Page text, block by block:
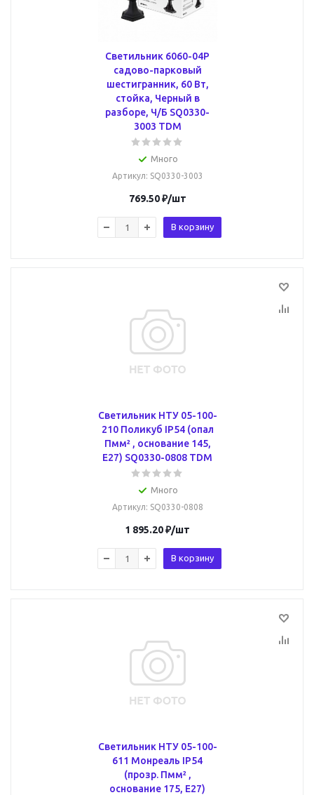
Светильник 6060-04Р
садово-парковый
шестигранник, 60 Вт,
стойка, Черный в
разборе, Ч/Б SQ0330-
3003 TDM
Много
Артикул: SQ0330-3003
769.50₽/шт
В корзину
Светильник НТУ 05-100-
210 Поликуб IP54 (опал
Пмм² , основание 145,
Е27) SQ0330-0808 TDM
Много
Артикул: SQ0330-0808
1 895.20₽/шт
В корзину
Светильник НТУ 05-100-
611 Монреаль IP54
(прозр. Пмм² ,
основание 175, Е27)